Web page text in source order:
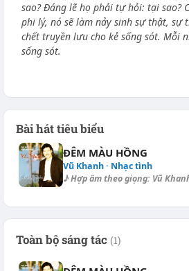
sao? Đáng lẽ họ phải tự hỏi: tại sao?
phi lý, nó sẽ làm nảy sinh sự thật, sự
chết truyền lưu cho kẻ sống sót. Mỗi
sống sót.
Bài hát tiêu biểu
ĐÊM MÀU HỒNG
Vũ Khanh · Nhạc tình
Toàn bộ sáng tác (1)